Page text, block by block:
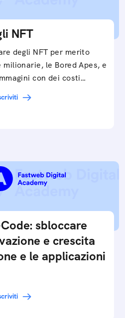
NFT
degli NFT per merito
le Bored Apes, e
con dei costi…
sbloccare
e crescita
e le applicazioni